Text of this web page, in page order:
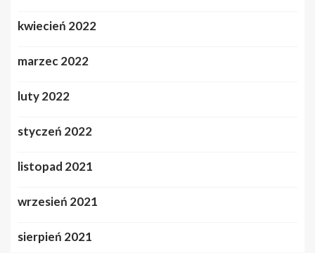
kwiecień 2022
marzec 2022
luty 2022
styczeń 2022
listopad 2021
wrzesień 2021
sierpień 2021